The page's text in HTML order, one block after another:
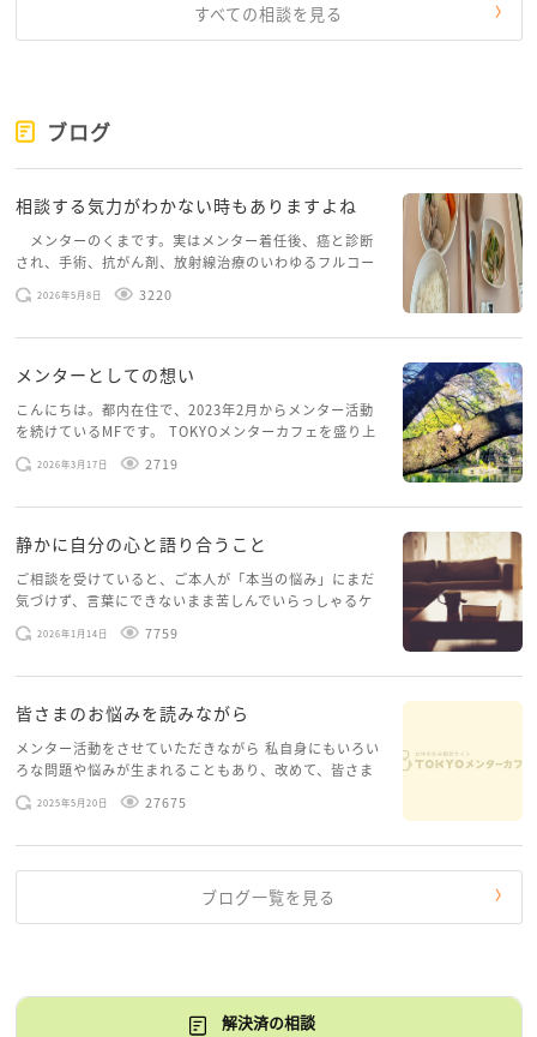
すべての相談を見る
ブログ
相談する気力がわかない時もありますよね
メンターのくまです。実はメンター着任後、癌と診断
され、手術、抗がん剤、放射線治療のいわゆるフルコー
スを体験していて、しばらくメンターカフェに来られて
いませんでした。体力だけでなく、気力も落ちパソコン
2026年5月8日 3220
メンターとしての想い
こんにちは。都内在住で、2023年2月からメンター活動
を続けているMFです。 TOKYOメンターカフェを盛り上
げたいという想いから、勇気を出して初めてブログを投
稿してみようと思います。少し自分のことを書いてみま
2026年3月17日 2719
静かに自分の心と語り合うこと
ご相談を受けていると、ご本人が「本当の悩み」にまだ
気づけず、言葉にできないまま苦しんでいらっしゃるケ
ースがありますお悩みというのは、心の深いところ（深
層心理）に触れることで、まったく違う角度から解決の
2026年1月14日 7759
皆さまのお悩みを読みながら
メンター活動をさせていただきながら 私自身にもいろい
ろな問題や悩みが生まれることもあり、改めて、皆さま
のお悩みを読みながら 「みんな、もがいてる。わたし
だけじゃないんだな」と、逆に励まされるような日々で
2025年5月20日 27675
ブログ一覧を見る
解決済の相談